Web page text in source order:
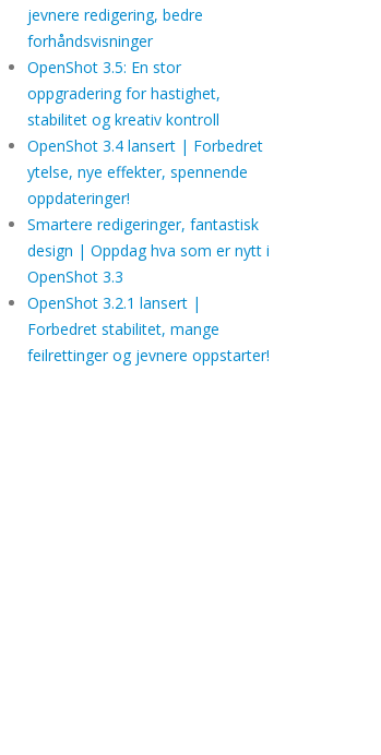
jevnere redigering, bedre
forhåndsvisninger
OpenShot 3.5: En stor
oppgradering for hastighet,
stabilitet og kreativ kontroll
OpenShot 3.4 lansert | Forbedret
ytelse, nye effekter, spennende
oppdateringer!
Smartere redigeringer, fantastisk
design | Oppdag hva som er nytt i
OpenShot 3.3
OpenShot 3.2.1 lansert |
Forbedret stabilitet, mange
feilrettinger og jevnere oppstarter!